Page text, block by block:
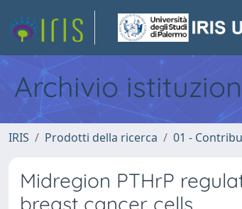
Archivio
IRIS Prodotti della ricerca 01 -
Midregion PTHrP
breast cancer cells